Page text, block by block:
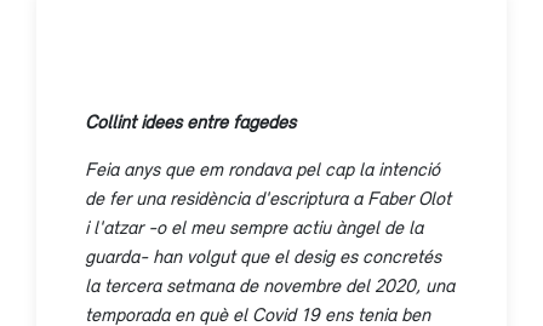
Collint idees entre fagedes
Feia anys que em rondava pel cap la intenció
de fer una residència d'escriptura a Faber Olot
i l'atzar -o el meu sempre actiu àngel de la
guarda- han volgut que el desig es concretés
la tercera setmana de novembre del 2020, una
temporada en què el Covid 19 ens tenia ben